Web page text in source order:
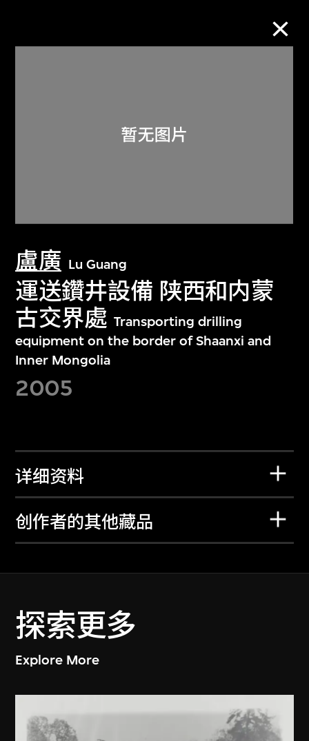
盧廣 Lu Guang
運送鑽井設備 陕西和内蒙
古交界處 Transporting drilling
equipment on the border of Shaanxi and
Inner Mongolia
2005
详细资料
创作者的其他藏品
探索更多
Explore More
关于M+藏品
探索世界顶级的二十及二十一世纪视觉
文化藏品。